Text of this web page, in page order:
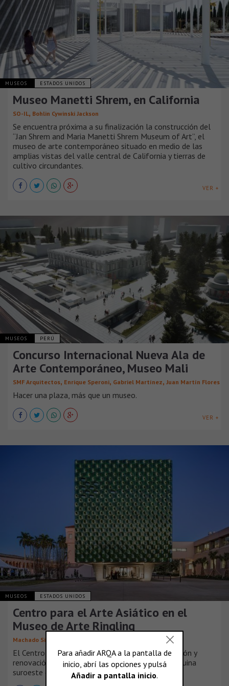
MUSEOS ESTADOS UNIDOS
Museo Manetti Shrem, en California
SO-IL, Bohlin Cywinski Jackson
Se encuentra próxima a su finalización la construcción del
“Jan Shrem and Maria Manetti Shrem Museum of Art”, el
museo de arte contemporáneo situado en medio de las
amplias vistas del valle central de California y tierras de
cultivo circundantes.
VER +
MUSEOS PERÚ
Concurso Internacional Nueva Ala de
Arte Contemporáneo, Museo Mali
SMF Arquitectos, Enrique Speroni, Gabriel Martínez, Juan Martín Flores
Hacer una plaza, más que un museo.
VER +
MUSEOS ESTADOS UNIDOS
Centro para el Arte Asiático en el
Museo de Arte Ringling
Machado Silvetti
El Centro de Estudios de Arte Asiático es una adición y
renovación de las galerías del ala oeste en la esquina
suroeste del complejo del Museo.